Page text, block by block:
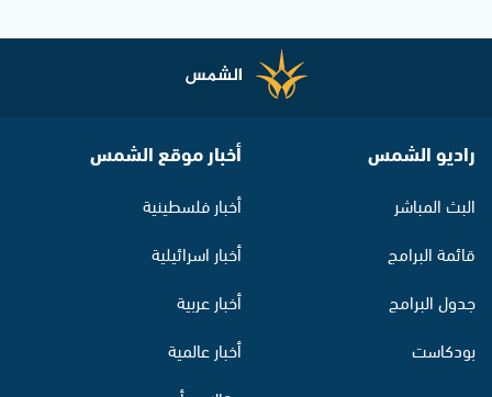
راديو الشمس
البث المباشر
قائمة البرامج
جدول البرامج
بودكاست
أخبار موقع الشمس
أخبار فلسطينية
أخبار اسرائيلية
أخبار عربية
أخبار عالمية